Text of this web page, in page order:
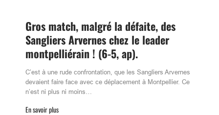
Gros match, malgré la défaite, des
Sangliers Arvernes chez le leader
montpelliérain ! (6-5, ap).
C’est à une rude confrontation, que les Sangliers Arvernes
devaient faire face avec ce déplacement à Montpellier. Ce
n’est ni plus ni moins…
En savoir plus